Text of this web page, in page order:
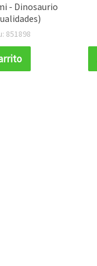
- Dinosaurio
851898